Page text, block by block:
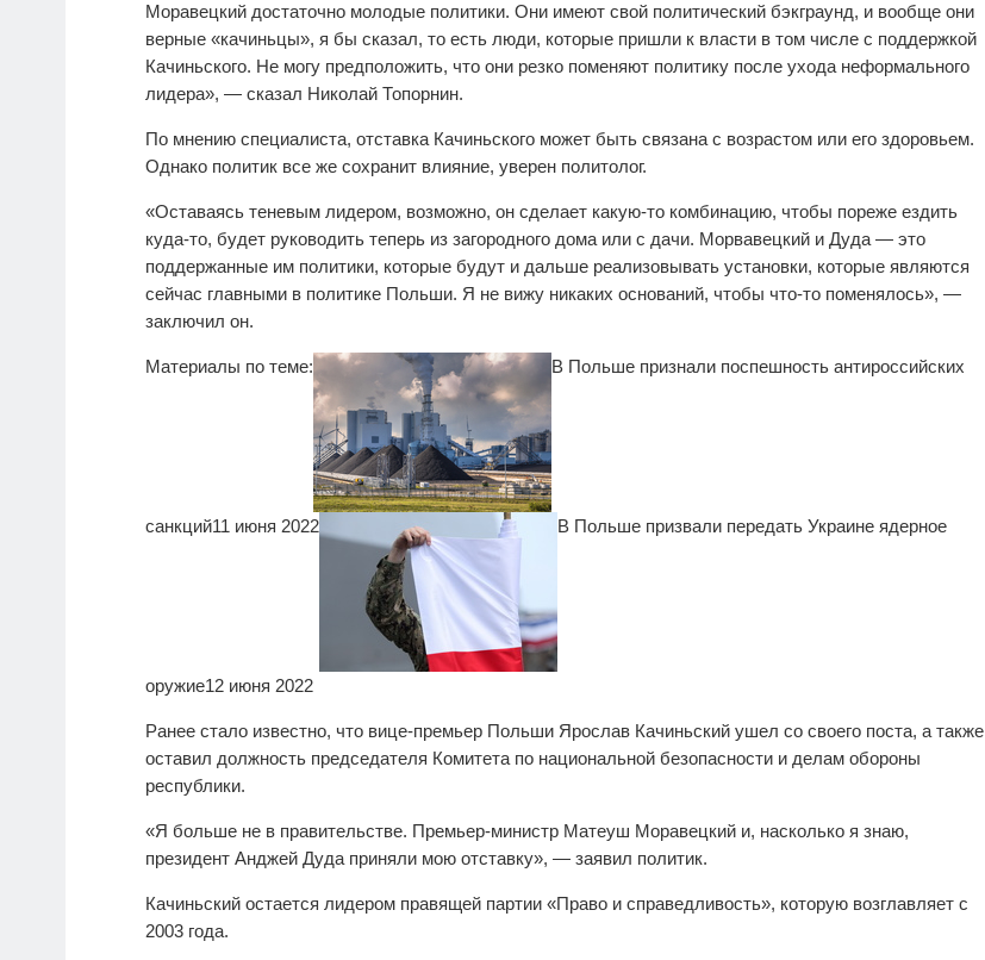
Моравецкий достаточно молодые политики. Они имеют свой политический бэкграунд, и вообще они
верные «качиньцы», я бы сказал, то есть люди, которые пришли к власти в том числе с поддержкой
Качиньского. Не могу предположить, что они резко поменяют политику после ухода неформального
лидера», — сказал Николай Топорнин.
По мнению специалиста, отставка Качиньского может быть связана с возрастом или его здоровьем.
Однако политик все же сохранит влияние, уверен политолог.
«Оставаясь теневым лидером, возможно, он сделает какую-то комбинацию, чтобы пореже ездить
куда-то, будет руководить теперь из загородного дома или с дачи. Морвавецкий и Дуда — это
поддержанные им политики, которые будут и дальше реализовывать установки, которые являются
сейчас главными в политике Польши. Я не вижу никаких оснований, чтобы что-то поменялось», —
заключил он.
Материалы по теме: В Польше признали поспешность антироссийских
санкций11 июня 2022 В Польше призвали передать Украине ядерное
оружие12 июня 2022
Ранее стало известно, что вице-премьер Польши Ярослав Качиньский ушел со своего поста, а также
оставил должность председателя Комитета по национальной безопасности и делам обороны
республики.
«Я больше не в правительстве. Премьер-министр Матеуш Моравецкий и, насколько я знаю,
президент Анджей Дуда приняли мою отставку», — заявил политик.
Качиньский остается лидером правящей партии «Право и справедливость», которую возглавляет с
2003 года.